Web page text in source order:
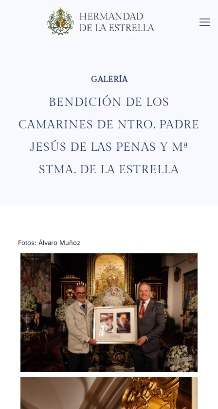
BENDICIÓN DE LOS
CAMARINES DE NTRO. PADRE
JESÚS DE LAS PENAS Y Mª
STMA. DE LA ESTRELLA
Fotos: Álvaro Muñoz